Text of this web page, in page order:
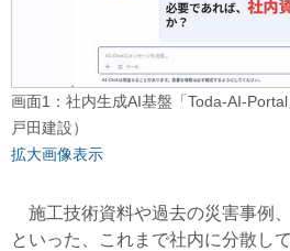
画面1：社内生成AI基盤「Toda-AI-
戸田建設）
拡大画像表示
施工技術資料や過去の災害事例
といった、これまで社内に分散し